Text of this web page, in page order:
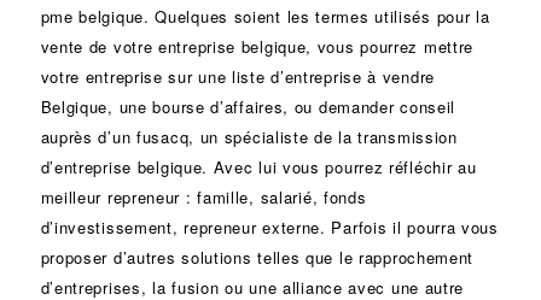
pme belgique. Quelques soient les termes utilisés pour la
vente de votre entreprise belgique, vous pourrez mettre
votre entreprise sur une liste d’entreprise à vendre
Belgique, unebourse d’affaires, ou demander conseil
auprès d’un fusacq, un spécialiste de latransmission
d’entreprise belgique. Avec lui vous pourrez réfléchir au
meilleur repreneur :famille, salarié, fonds
d’investissement, repreneur externe. Parfois il pourra vous
proposer d’autres solutions telles que le rapprochement
d’entreprises, lafusion ou unealliance avec une autre